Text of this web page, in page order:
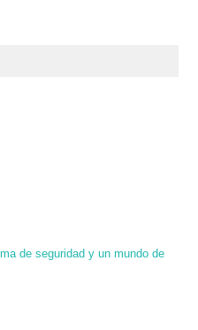
de seguridad y un mundo de